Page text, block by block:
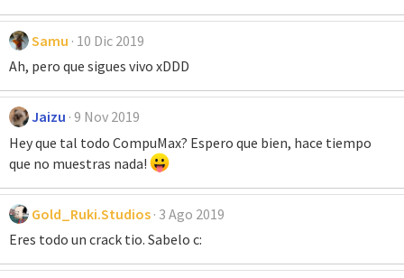
Samu 10 Dic 2019
Ah, pero que sigues vivo xDDD
Jaizu 9 Nov 2019
Hey que tal todo CompuMax? Espero que bien, hace tiempo
que no muestras nada!
Gold_Ruki.Studios 3 Ago 2019
Eres todo un crack tio. Sabelo c: